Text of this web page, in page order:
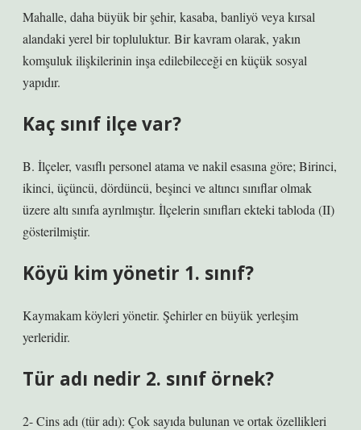
Mahalle, daha büyük bir şehir, kasaba, banliyö veya kırsal
alandaki yerel bir topluluktur. Bir kavram olarak, yakın
komşuluk ilişkilerinin inşa edilebileceği en küçük sosyal
yapıdır.
Kaç sınıf ilçe var?
B. İlçeler, vasıflı personel atama ve nakil esasına göre; Birinci,
ikinci, üçüncü, dördüncü, beşinci ve altıncı sınıflar olmak
üzere altı sınıfa ayrılmıştır. İlçelerin sınıfları ekteki tabloda (II)
gösterilmiştir.
Köyü kim yönetir 1. sınıf?
Kaymakam köyleri yönetir. Şehirler en büyük yerleşim
yerleridir.
Tür adı nedir 2. sınıf örnek?
2- Cins adı (tür adı): Çok sayıda bulunan ve ortak özellikleri